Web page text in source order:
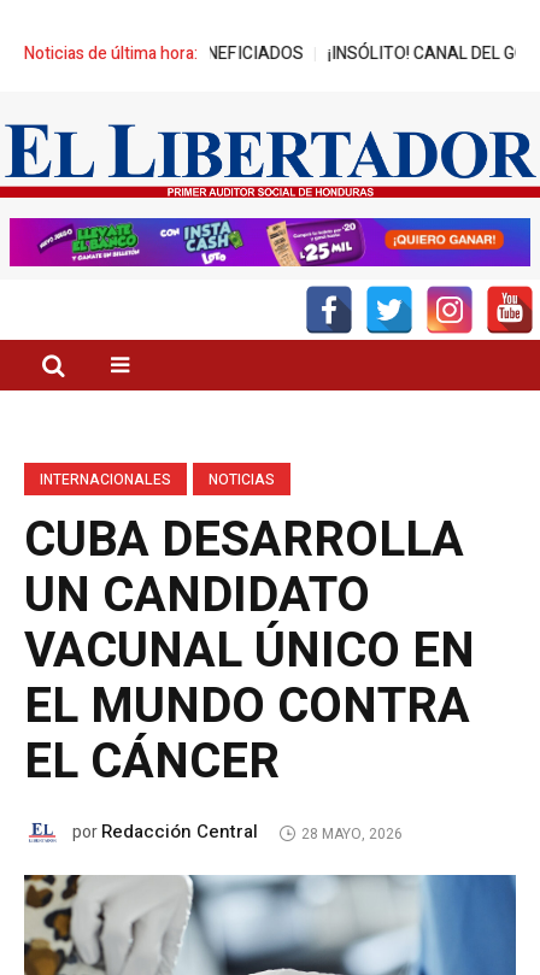
Noticias de última hora:
JÓVENES BENEFICIADOS ¡INSÓLITO! CANAL DEL GOBIERNO
INTERNACIONALES NOTICIAS
CUBA DESARROLLA
UN CANDIDATO
VACUNAL ÚNICO EN
EL MUNDO CONTRA
EL CÁNCER
porRedacción Central 28 MAYO, 2026